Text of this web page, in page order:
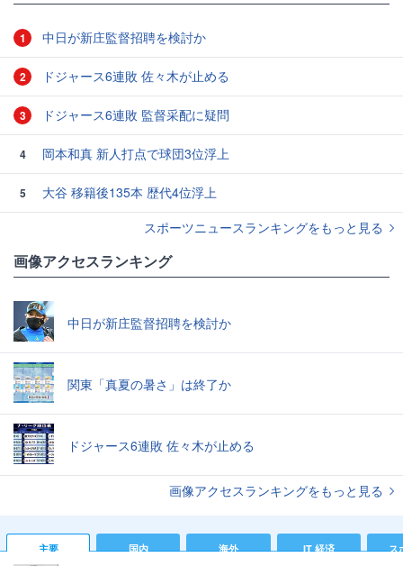
1 中日が新庄監督招聘を検討か
2 ドジャース6連敗 佐々木が止める
3 ドジャース6連敗 監督采配に疑問
4 岡本和真 新人打点で球団3位浮上
5
大谷 移籍後135本 歴代4位浮上
スポーツニュースランキングをもっと見る
画像アクセスランキング
中日が新庄監督招聘を検討か
関東「真夏の暑さ」は終了か
ドジャース6連敗 佐々木が止める
画像アクセスランキングをもっと見る
主要 国内 海外 IT 経済 ス